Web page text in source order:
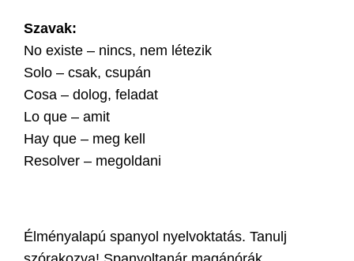
Szavak:
No existe – nincs, nem létezik
Solo – csak, csupán
Cosa – dolog, feladat
Lo que – amit
Hay que – meg kell
Resolver – megoldani
Élményalapú spanyol nyelvoktatás. Tanulj